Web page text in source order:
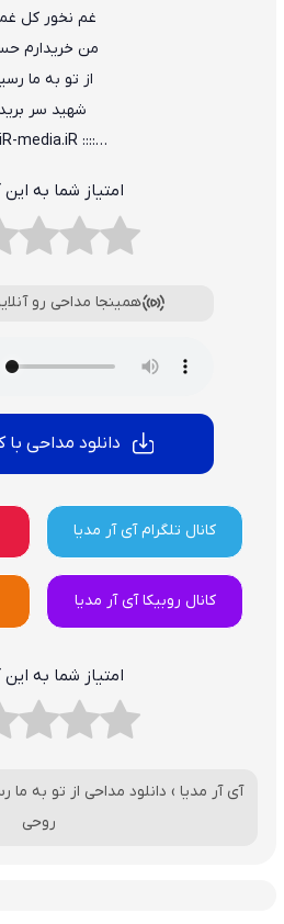
غم نخور کل
من خریدارم
از تو به ما
شهید سر
…:::: iR-media.iR ::::…
امتیاز شما به
همینجا مداحی رو
دانلود مداحی با
کانال تلگرام آی آر مدیا
کانال روبیکا آی آر مدیا
امتیاز شما به
آی آر مدیا › دانلود مداحی از تو به ما
روحی